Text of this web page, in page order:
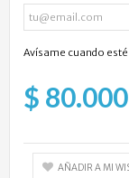
Avísame cuando
$ 80.000
AÑADIR A MI